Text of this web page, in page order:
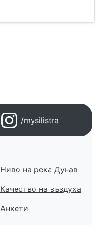
/mysilistra
Ниво на река Дунав
Качество на въздуха
Анкети